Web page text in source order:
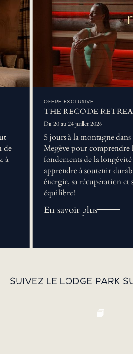
de
à
OFFRE EXCLUSIVE
THE RECODE
Du 20 au 24 juillet 2026
5 jours à la montagne dans
Megève pour comprendre
fondements de la
apprendre à soutenir
énergie, sa récupération et
équilibre!
En savoir plus
SUIVEZ LE LODGE PARK